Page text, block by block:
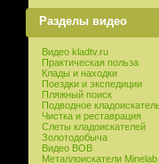
Разделы видео
Видео kladtv.ru
Практическая польза
Клады и находки
Поездки и экспедиции
Пляжный поиск
Подводное
Чистка и реставрация
Слеты кладоискателей
Золотодобыча
Видео ВОВ
Металлоискатели Minelab